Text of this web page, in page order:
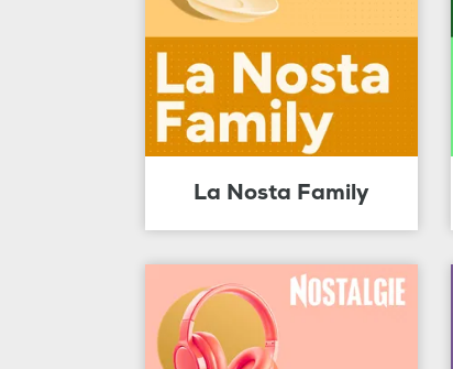
La Nosta Family